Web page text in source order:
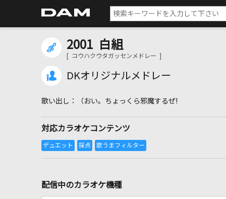
2001 白組
[ コウハクウタガッセンメドレー ]
DKオリジナルメドレー
（おい。ちょっくら邪魔するぜ!
対応カラオケコンテンツ
配信中のカラオケ機種